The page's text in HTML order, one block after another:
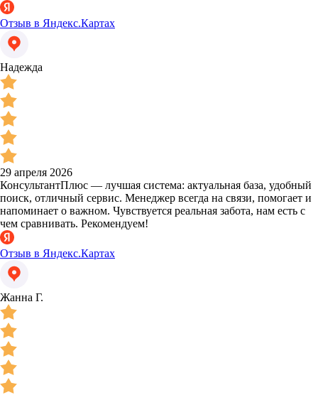
Отзыв в Яндекс.Картах
Надежда
29 апреля 2026
КонсультантПлюс — лучшая система: актуальная база, удобный
поиск, отличный сервис. Менеджер всегда на связи, помогает и
напоминает о важном. Чувствуется реальная забота, нам есть с
чем сравнивать. Рекомендуем!
Отзыв в Яндекс.Картах
Жанна Г.